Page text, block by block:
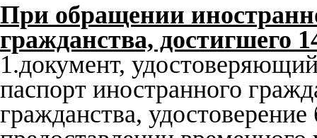
При обращении
гражданства, достигшего
1.документ,
паспорт иностранного
гражданства,